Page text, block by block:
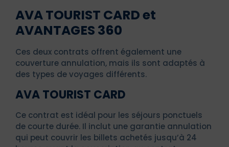
AVA TOURIST CARD et
AVANTAGES 360
Ces deux contrats offrent également une
couverture annulation, mais ils sont adaptés à
des types de voyages différents.
AVA TOURIST CARD
Ce contrat est idéal pour les séjours ponctuels
de courte durée. Il inclut une garantie annulation
qui peut couvrir les billets achetés jusqu’à 24